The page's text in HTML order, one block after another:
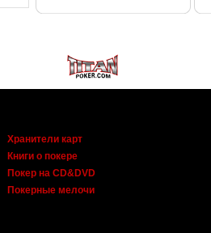
Хранители карт
Книги о покере
Покер на CD&DVD
Покерные мелочи